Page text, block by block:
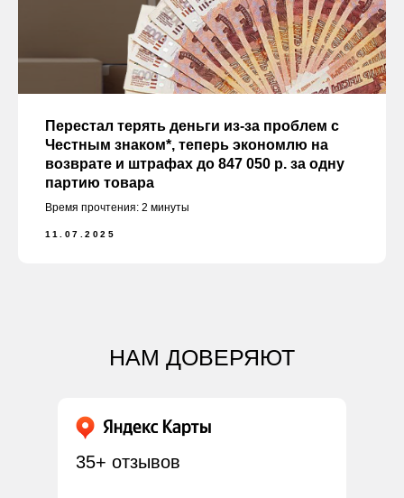
Перестал терять деньги из-за проблем с
Честным знаком*, теперь экономлю на
возврате и штрафах до 847 050 р. за одну
партию товара
Время прочтения: 2 минуты
11.07.2025
НАМ ДОВЕРЯЮТ
35+ отзывов